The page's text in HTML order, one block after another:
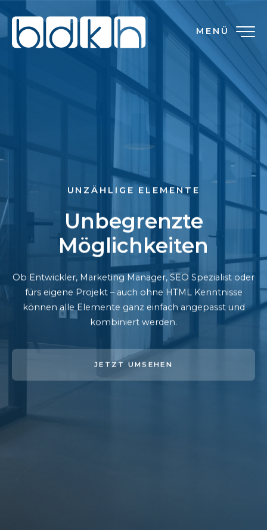
MENÜ
UNZÄHLIGE ELEMENTE
Unbegrenzte
Möglichkeiten
Ob Entwickler, Marketing Manager, SEO Spezialist oder
fürs eigene Projekt – auch ohne HTML Kenntnisse
können alle Elemente ganz einfach angepasst und
kombiniert werden.
JETZT UMSEHEN